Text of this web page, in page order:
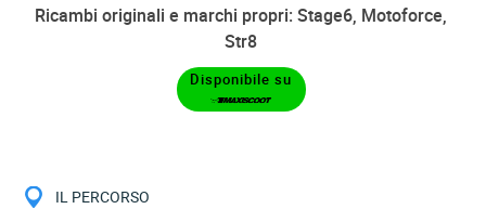
Ricambi originali e marchi propri: Stage6, Motoforce,
Str8
Disponibile su
IL PERCORSO